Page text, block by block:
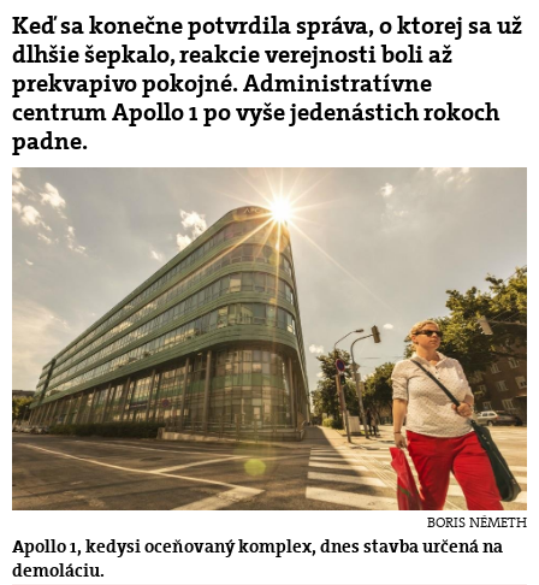
Keď sa konečne potvrdila správa, o ktorej sa už
dlhšie šepkalo, reakcie verejnosti boli až
prekvapivo pokojné. Administratívne
centrum Apollo 1 po vyše jedenástich rokoch
padne.
BORIS NÉMETH
Apollo 1, kedysi oceňovaný komplex, dnes stavba určená na
demoláciu.